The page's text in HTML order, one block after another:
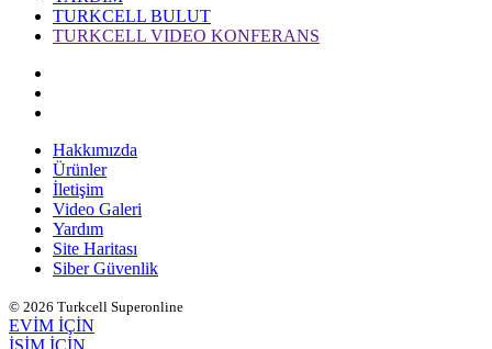
TURKCELL BULUT
TURKCELL VIDEO KONFERANS
Hakkımızda
Ürünler
İletişim
Video Galeri
Yardım
Site Haritası
Siber Güvenlik
© 2026 Turkcell Superonline
EVİM İÇİN
İŞİM İÇİN